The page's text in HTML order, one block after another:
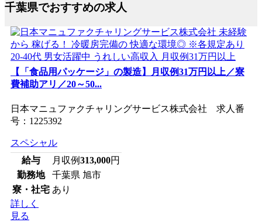
千葉県でおすすめの求人
【「食品用パッケージ」の製造】月収例31万円以上／寮
費補助アリ／20～50...
日本マニュファクチャリングサービス株式会社 求人番
号：1225392
スペシャル
給与
月収例313,000円
勤務地
千葉県 旭市
寮・社宅 あり
詳しく
見る